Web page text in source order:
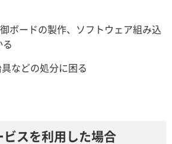
ボードの製作、ソフトウェア組み込
る
などの処分に困る
スを利用した場合